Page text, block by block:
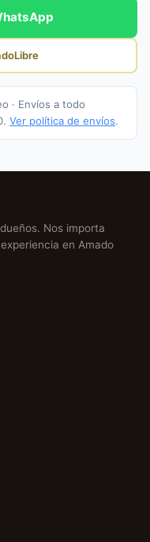
· Envíos a todo
Ver política de envíos.
Nos importa
en Amado